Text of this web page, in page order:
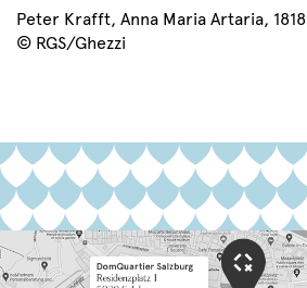
Peter Krafft, Anna Maria Artaria, 1818
© RGS/Ghezzi